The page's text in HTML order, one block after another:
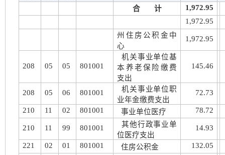
合 计
1,972.95
1,972.95
州住房公积金中
心
1,972.95
208 05 05 801001
机关事业单位基
本养老保险缴费
支出
145.46
208 05 06 801001
机关事业单位职
业年金缴费支出
72.73
210 11 02 801001 事业单位医疗 78.72
210 11 99 801001
其他行政事业单
位医疗支出
14.93
221 02 01 801001 住房公积金 132.05